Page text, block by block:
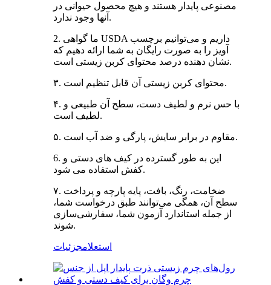
مصنوعی پایدار هستند و هیچ محصول حیوانی در
آنها وجود ندارد.
2. ما گواهی USDA داریم و می‌توانیم برچسب
آویز را به صورت رایگان به شما ارائه دهیم که
نشان دهنده درصد محتوای کربن زیستی است.
۳. محتوای کربن زیستی آن قابل تنظیم است.
۴. با حس نرم و لطیف دست، سطح آن طبیعی و
لطیف است.
۵. مقاوم در برابر سایش، پارگی و ضد آب است.
6. این به طور گسترده در کیف های دستی و
کفش استفاده می شود.
۷. ضخامت، رنگ، بافت، پایه پارچه و پرداخت
سطح آن، همگی می‌توانند طبق درخواست شما،
از جمله استاندارد آزمون شما، سفارشی‌سازی
شوند.
استعلامجزئیات